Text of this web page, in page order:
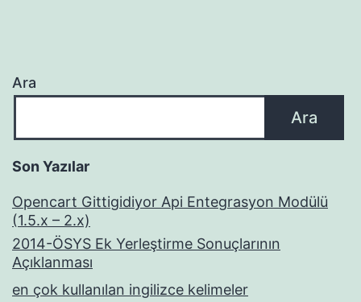
Ara
Ara
Son Yazılar
Opencart Gittigidiyor Api Entegrasyon Modülü
(1.5.x – 2.x)
2014-ÖSYS Ek Yerleştirme Sonuçlarının
Açıklanması
en çok kullanılan ingilizce kelimeler